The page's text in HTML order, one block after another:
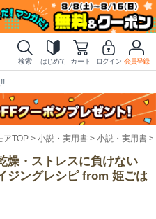
検索 はじめて カート ログイン 会員登録
アTOP 小説・実用書 小説・実用書
燥・ストレスに負けない
ジングレシピ from 姫ごは